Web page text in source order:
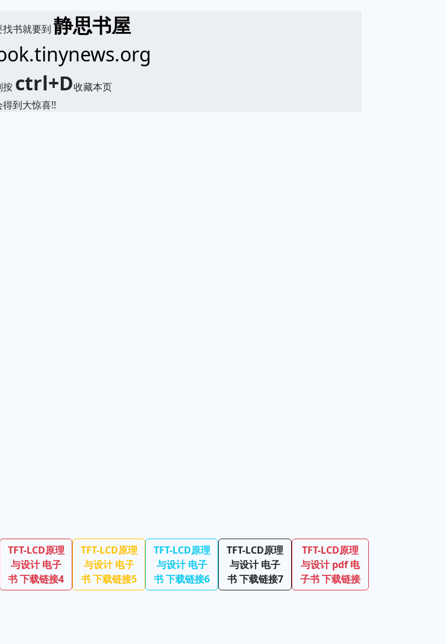
找书就要到静思书屋
按 ctrl+D收藏本页
得到大惊喜!!
TFT-LCD原理
与设计 电子
书 下载链接4
TFT-LCD原理
与设计 电子
书 下载链接5
TFT-LCD原理
与设计 电子
书 下载链接6
TFT-LCD原理
与设计 电子
书 下载链接7
TFT-LCD原理
与设计 pdf 电
子书 下载链接